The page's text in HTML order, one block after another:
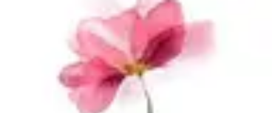
Stratégies Erreurs à Éviter
Éthique et
Stratégies de Voyage
Minimalisme Voyage